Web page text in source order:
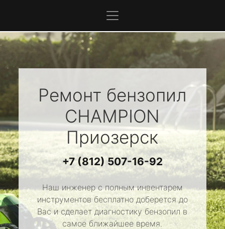
Ремонт бензопил
CHAMPION
Приозерск
+7 (812) 507-16-92
Наш инженер с полным инвентарем
инструментов бесплатно доберется до
Вас и сделает диагностику бензопил в
самое ближайшее время.